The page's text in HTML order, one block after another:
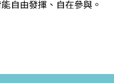
自由發揮、自在參與。